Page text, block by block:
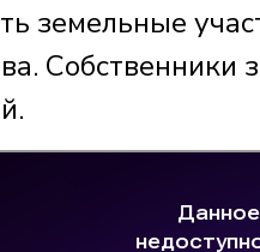
земельные
Собственники